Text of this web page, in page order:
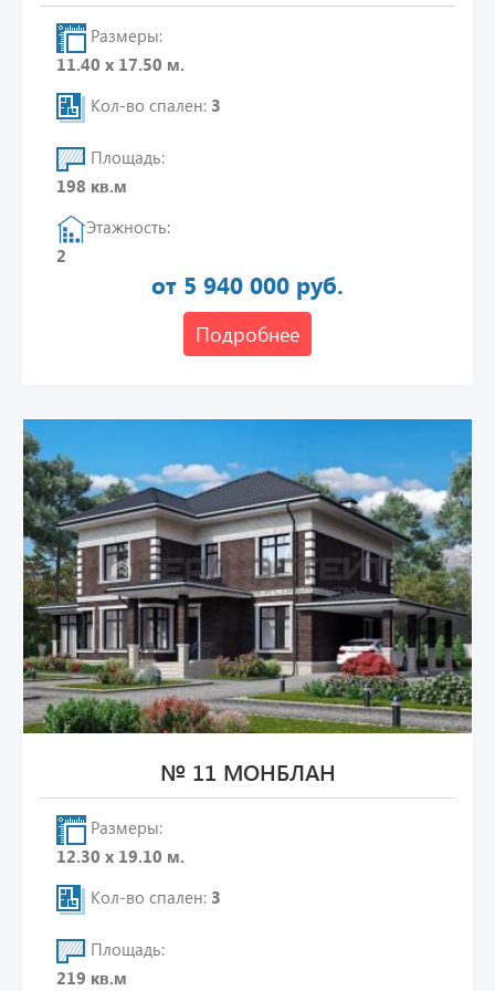
Размеры:
11.40 х 17.50 м.
Кол-во спален: 3
Площадь:
198 кв.м
Этажность:
2
от 5 940 000 руб.
Подробнее
№ 11 МОНБЛАН
Размеры:
12.30 х 19.10 м.
Кол-во спален: 3
Площадь:
219 кв.м